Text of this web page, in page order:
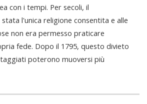
con i tempi. Per secoli, il
l'unica religione consentita e alle
non era permesso praticare
fede. Dopo il 1795, questo divieto
poterono muoversi più